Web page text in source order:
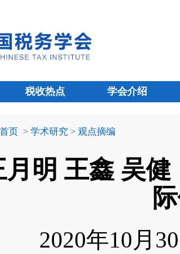
税收热点 学会介绍
首页 > 学术研究 > 观点摘编
月明 王鑫 吴
2020年10月